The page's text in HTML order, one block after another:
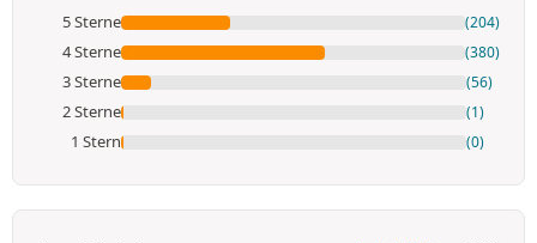
5 Sterne (204)
4 Sterne (380)
3 Sterne (56)
2 Sterne (1)
1 Stern (0)